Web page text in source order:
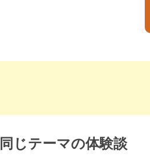
同じテーマの体験談